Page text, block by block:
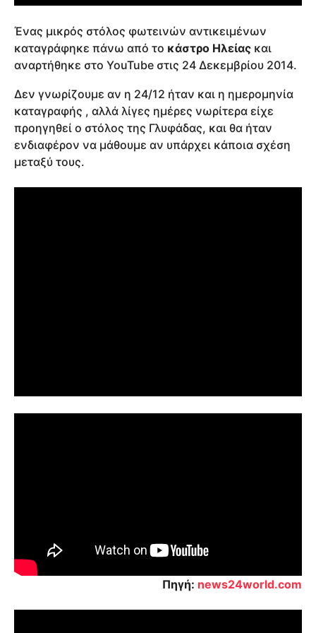
Ένας μικρός στόλος φωτεινών αντικειμένων
καταγράφηκε πάνω από το κάστρο Ηλείας και
αναρτήθηκε στο YouTube στις 24 Δεκεμβρίου 2014.
Δεν γνωρίζουμε αν η 24/12 ήταν και η ημερομηνία
καταγραφής , αλλά λίγες ημέρες νωρίτερα είχε
προηγηθεί ο στόλος της Γλυφάδας, και θα ήταν
ενδιαφέρον να μάθουμε αν υπάρχει κάποια σχέση
μεταξύ τους.
Πηγή: news24world.com